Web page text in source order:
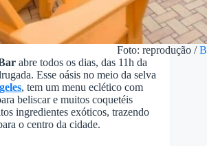
Foto: reprodução /
abre todos os dias, das 11h da
Esse oásis no meio da selva
, tem um menu eclético com
beliscar e muitos coquetéis
ingredientes exóticos, trazendo
o centro da cidade.